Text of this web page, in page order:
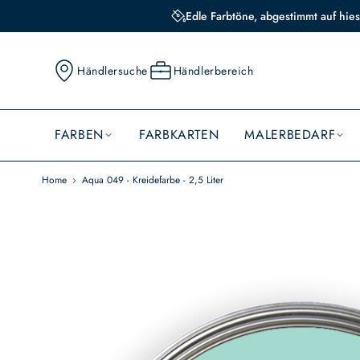
Edle Farbtöne, abgestimmt auf
Händlersuche Händlerbereich
FARBEN FARBKARTEN MALERBEDARF
Home Aqua 049 - Kreidefarbe - 2,5 Liter